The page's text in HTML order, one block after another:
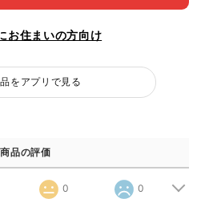
お住まいの方向け
をアプリで見る
商品の評価
0 0